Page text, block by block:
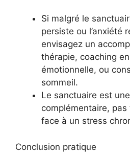
Si malgré le
persiste ou l’anxiété
envisagez un
thérapie, coaching
émotionnelle, ou
sommeil.
Le sanctuaire est
complémentaire,
face à un stress
Conclusion pratique